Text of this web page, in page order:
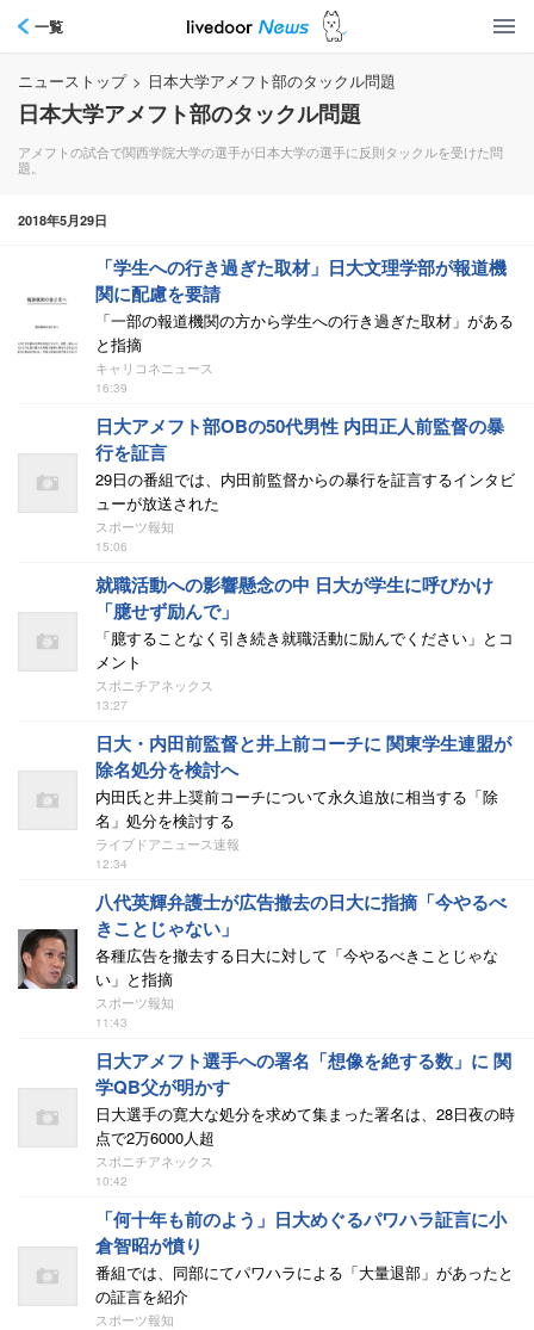
一覧
ニューストップ > 日本大学アメフト部のタックル問題
日本大学アメフト部のタックル問題
アメフトの試合で関西学院大学の選手が日本大学の選手に反則タックルを受けた問
題。
2018年5月29日
「学生への行き過ぎた取材」日大文理学部が報道機
関に配慮を要請
「一部の報道機関の方から学生への行き過ぎた取材」がある
と指摘
キャリコネニュース
16:39
日大アメフト部OBの50代男性 内田正人前監督の暴
行を証言
29日の番組では、内田前監督からの暴行を証言するインタビ
ューが放送された
スポーツ報知
15:06
就職活動への影響懸念の中 日大が学生に呼びかけ
「臆せず励んで」
「臆することなく引き続き就職活動に励んでください」とコ
メント
スポニチアネックス
13:27
日大・内田前監督と井上前コーチに 関東学生連盟が
除名処分を検討へ
内田氏と井上奨前コーチについて永久追放に相当する「除
名」処分を検討する
ライブドアニュース速報
12:34
八代英輝弁護士が広告撤去の日大に指摘「今やるべ
きことじゃない」
各種広告を撤去する日大に対して「今やるべきことじゃな
い」と指摘
スポーツ報知
11:43
日大アメフト選手への署名「想像を絶する数」に 関
学QB父が明かす
日大選手の寛大な処分を求めて集まった署名は、28日夜の時
点で2万6000人超
スポニチアネックス
10:42
「何十年も前のよう」日大めぐるパワハラ証言に小
倉智昭が憤り
番組では、同部にてパワハラによる「大量退部」があったと
の証言を紹介
スポーツ報知